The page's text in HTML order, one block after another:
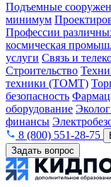
Подъемные
минимум
Профессии
космическая
услуги Связь и
Строительство
техники (ТОМТ)
безопасность
оборудование
финансы
8 (800) 551-28-75
Задать вопрос